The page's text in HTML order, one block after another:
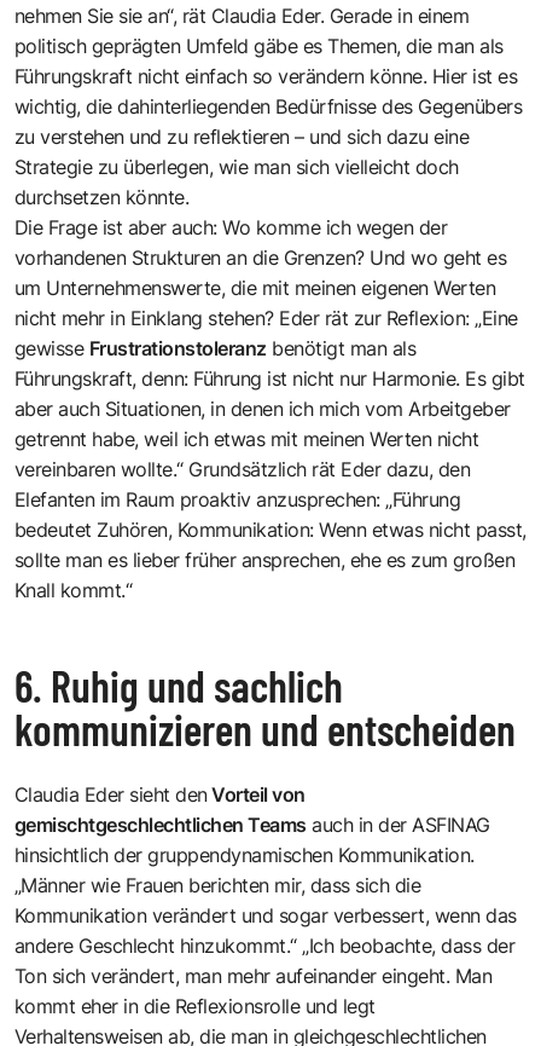
nehmen Sie sie an“, rät Claudia Eder. Gerade in einem
politisch geprägten Umfeld gäbe es Themen, die man als
Führungskraft nicht einfach so verändern könne. Hier ist es
wichtig, die dahinterliegenden Bedürfnisse des Gegenübers
zu verstehen und zu reflektieren – und sich dazu eine
Strategie zu überlegen, wie man sich vielleicht doch
durchsetzen könnte.
Die Frage ist aber auch: Wo komme ich wegen der
vorhandenen Strukturen an die Grenzen? Und wo geht es
um Unternehmenswerte, die mit meinen eigenen Werten
nicht mehr in Einklang stehen? Eder rät zur Reflexion: „Eine
gewisse Frustrationstoleranz benötigt man als
Führungskraft, denn: Führung ist nicht nur Harmonie. Es gibt
aber auch Situationen, in denen ich mich vom Arbeitgeber
getrennt habe, weil ich etwas mit meinen Werten nicht
vereinbaren wollte.“ Grundsätzlich rät Eder dazu, den
Elefanten im Raum proaktiv anzusprechen: „Führung
bedeutet Zuhören, Kommunikation: Wenn etwas nicht passt,
sollte man es lieber früher ansprechen, ehe es zum großen
Knall kommt.“
6. Ruhig und sachlich
kommunizieren und entscheiden
Claudia Eder sieht denVorteil von
gemischtgeschlechtlichen Teams auch in der ASFINAG
hinsichtlich der gruppendynamischen Kommunikation.
„Männer wie Frauen berichten mir, dass sich die
Kommunikation verändert und sogar verbessert, wenn das
andere Geschlecht hinzukommt.“ „Ich beobachte, dass der
Ton sich verändert, man mehr aufeinander eingeht. Man
kommt eher in die Reflexionsrolle und legt
Verhaltensweisen ab, die man in gleichgeschlechtlichen